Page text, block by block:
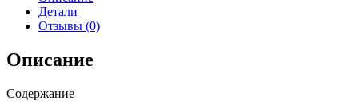
особенности
выращивания
зимостойкого
и
засухоустойчивого
Детали
Отзывы (0)
Описание
Содержание